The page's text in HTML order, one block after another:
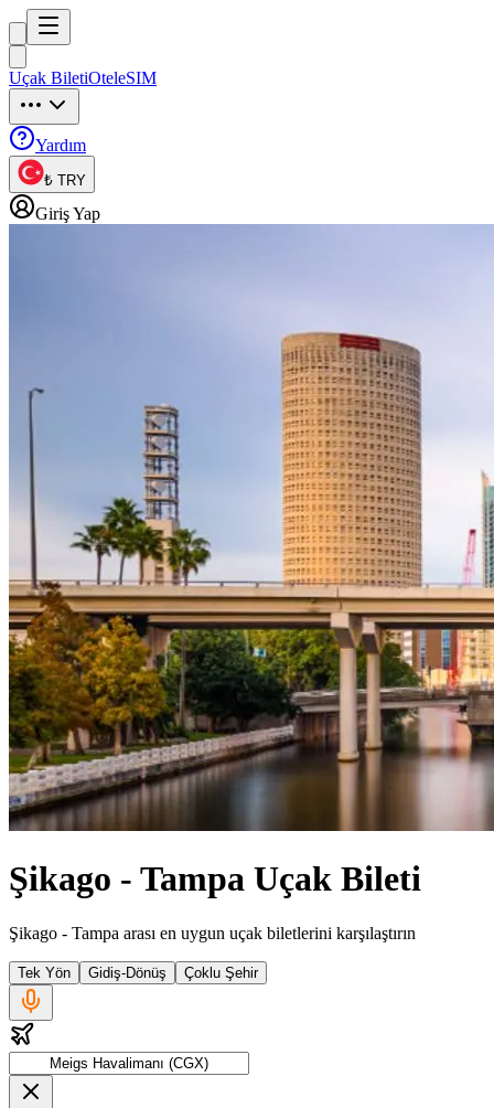
Tripuck
Uçak BiletiOteleSIM
Yardım
₺ TRY
Giriş Yap
Şikago - Tampa Uçak Bileti
Şikago - Tampa arası en uygun uçak biletlerini karşılaştırın
Tek Yön Gidiş-Dönüş Çoklu Şehir